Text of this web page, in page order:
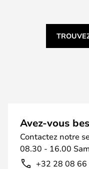
Avez-vous
Contactez notre
08.30 - 16.00
+32 28 08 66